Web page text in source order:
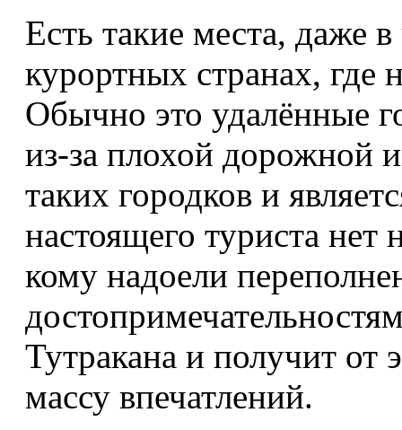
Есть такие места, даже
курортных странах,
Обычно это удалённые
из-за плохой дорожной
таких городков и
настоящего туриста
кому надоели
Тутракана и получит от
массу впечатлений.